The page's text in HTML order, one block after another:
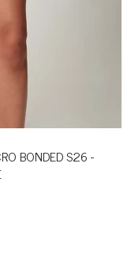
BONDED S26 -